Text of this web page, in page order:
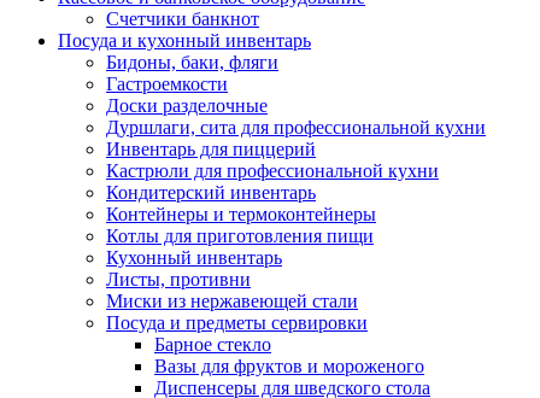
Счетчики банкнот
Посуда и кухонный инвентарь
Бидоны, баки, фляги
Гастроемкости
Доски разделочные
Дуршлаги, сита для профессиональной кухни
Инвентарь для пиццерий
Кастрюли для профессиональной кухни
Кондитерский инвентарь
Контейнеры и термоконтейнеры
Котлы для приготовления пищи
Кухонный инвентарь
Листы, противни
Миски из нержавеющей стали
Посуда и предметы сервировки
Барное стекло
Вазы для фруктов и мороженого
Диспенсеры для шведского стола